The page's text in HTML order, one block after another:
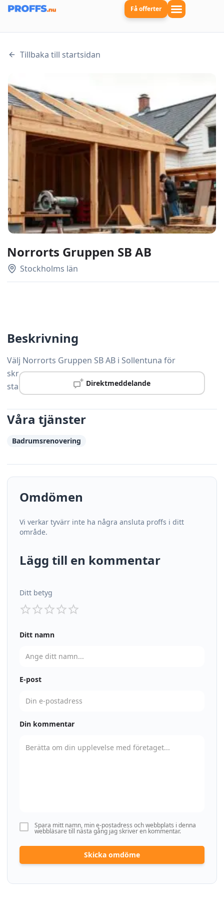
Få offerter
Tillbaka till startsidan
Norrorts Gruppen SB AB
Stockholms län
Direktmeddelande
Beskrivning
Välj Norrorts Gruppen SB AB i Sollentuna för
skräddarsydda snickerilösningar som håller hög
standard och levereras i tid.
Våra tjänster
Badrumsrenovering
Omdömen
Vi verkar tyvärr inte ha några ansluta proffs i ditt
område.
Lägg till en kommentar
Ditt betyg
Ditt namn
E-post
Din kommentar
Spara mitt namn, min e-postadress och webbplats i denna
webbläsare till nästa gång jag skriver en kommentar.
Skicka omdöme